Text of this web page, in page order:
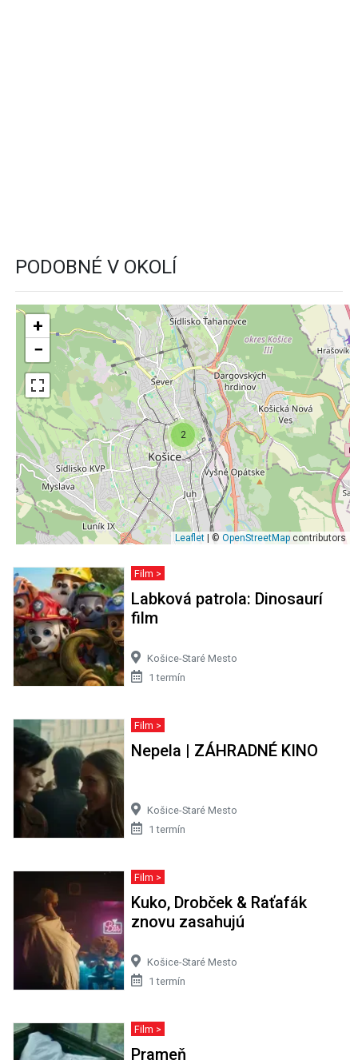
PODOBNÉ V OKOLÍ
2
+
−
Leaflet | © OpenStreetMap contributors
Film >
Labková patrola: Dinosaurí
film
Košice-Staré Mesto
1 termín
Film >
Nepela | ZÁHRADNÉ KINO
Košice-Staré Mesto
1 termín
Film >
Kuko, Drobček & Raťafák
znovu zasahujú
Košice-Staré Mesto
1 termín
Film >
Prameň